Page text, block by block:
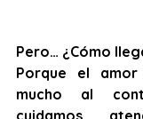
Pero… ¿Cómo
Porque el
mucho al
cuidamos,